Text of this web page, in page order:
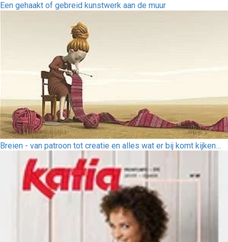
Een gehaakt of gebreid kunstwerk aan de muur
Breien - van patroon tot creatie en alles wat er bij komt kijken…